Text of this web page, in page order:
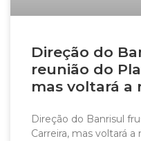
Direção do
reunião do
mas voltará a
Direção do Banrisul
Carreira, mas voltará